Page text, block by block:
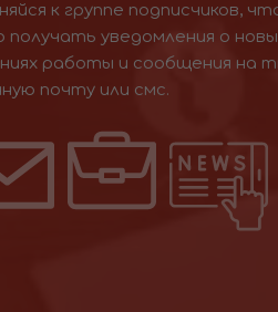
к группе подписчиков,
получать уведомления о
работы и сообщения на
почту или смс.